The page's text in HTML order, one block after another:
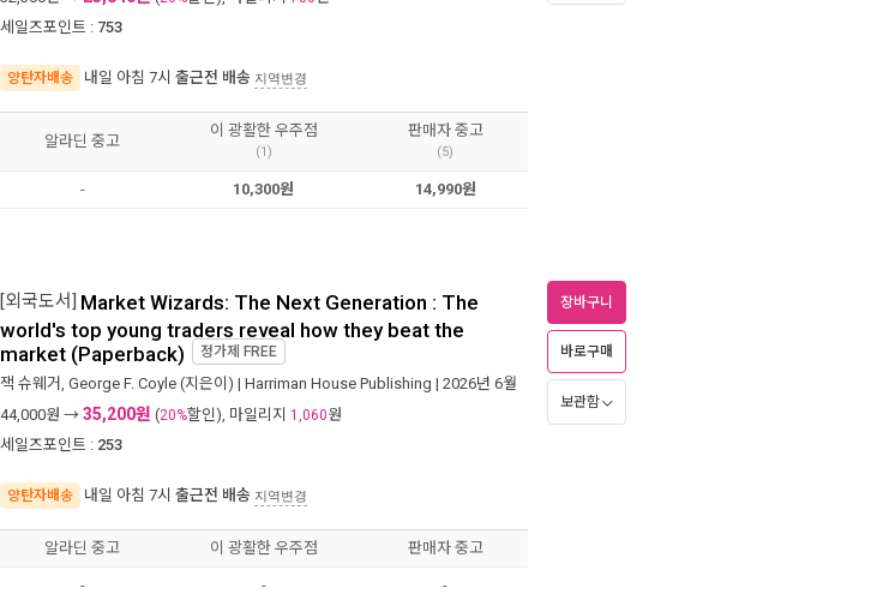
세일즈포인트 : 753
양탄자배송 내일 아침 7시 출근전 배송 지역변경
알라딘 중고
이 광활한 우주점
(1)
판매자 중고
(5)
- 10,300원 14,990원
[외국도서] Market Wizards: The Next Generation : The
world's top young traders reveal how they beat the
market (Paperback)
정가제 FREE
잭 슈웨거 , George F. Coyle (지은이) | Harriman House Publishing | 2026년 6월
44,000원 → 35,200원 (20%할인), 마일리지 1,060원
세일즈포인트 : 253
양탄자배송 내일 아침 7시 출근전 배송 지역변경
장바구니
바로구매
보관함
알라딘 중고 이 광활한 우주점 판매자 중고
- - -